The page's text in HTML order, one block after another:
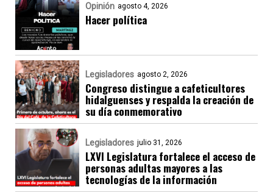
Opinión agosto 4, 2026
Hacer política
Legisladores agosto 2, 2026
Congreso distingue a cafeticultores
hidalguenses y respalda la creación de
su día conmemorativo
Legisladores julio 31, 2026
LXVI Legislatura fortalece el acceso de
personas adultas mayores a las
tecnologías de la información